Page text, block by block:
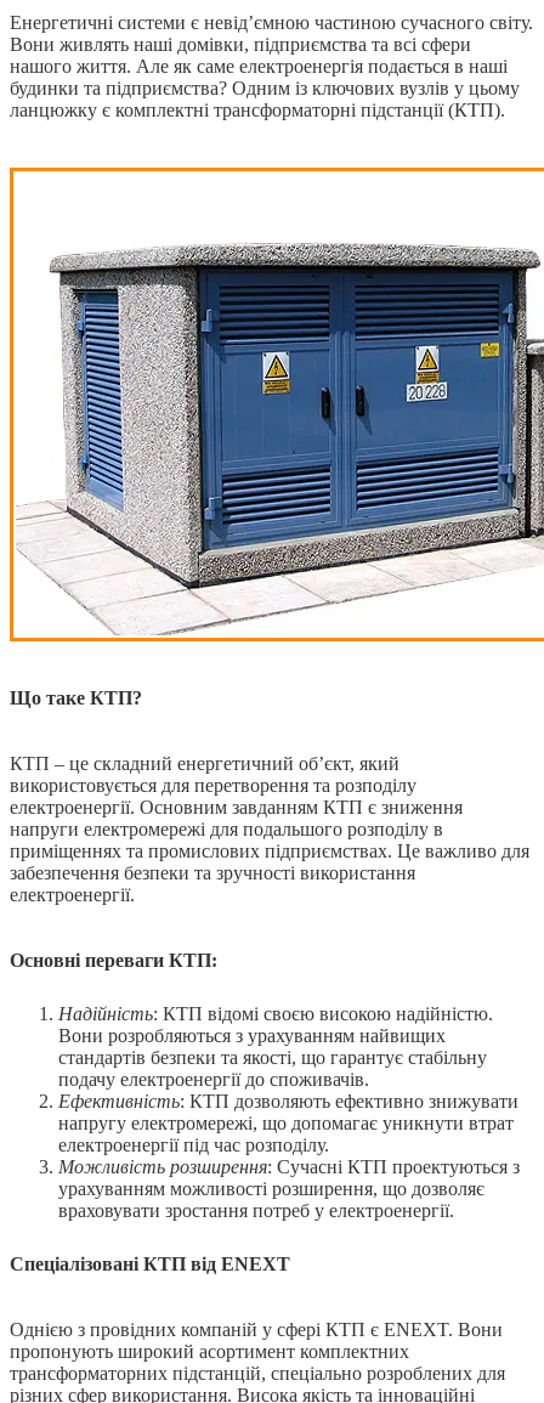
Енергетичні системи є невід’ємною частиною сучасного світу.
Вони живлять наші домівки, підприємства та всі сфери
нашого життя. Але як саме електроенергія подається в наші
будинки та підприємства? Одним із ключових вузлів у цьому
ланцюжку є комплектні трансформаторні підстанції (КТП).
Що таке КТП?
КТП – це складний енергетичний об’єкт, який
використовується для перетворення та розподілу
електроенергії. Основним завданням КТП є зниження
напруги електромережі для подальшого розподілу в
приміщеннях та промислових підприємствах. Це важливо для
забезпечення безпеки та зручності використання
електроенергії.
Основні переваги КТП:
Надійність: КТП відомі своєю високою надійністю.
Вони розробляються з урахуванням найвищих
стандартів безпеки та якості, що гарантує стабільну
подачу електроенергії до споживачів.
Ефективність: КТП дозволяють ефективно знижувати
напругу електромережі, що допомагає уникнути втрат
електроенергії під час розподілу.
Можливість розширення: Сучасні КТП проектуються з
урахуванням можливості розширення, що дозволяє
враховувати зростання потреб у електроенергії.
Спеціалізовані КТП від ENEXT
Однією з провідних компаній у сфері КТП є ENEXT. Вони
пропонують широкий асортимент комплектних
трансформаторних підстанцій, спеціально розроблених для
різних сфер використання. Висока якість та інноваційні